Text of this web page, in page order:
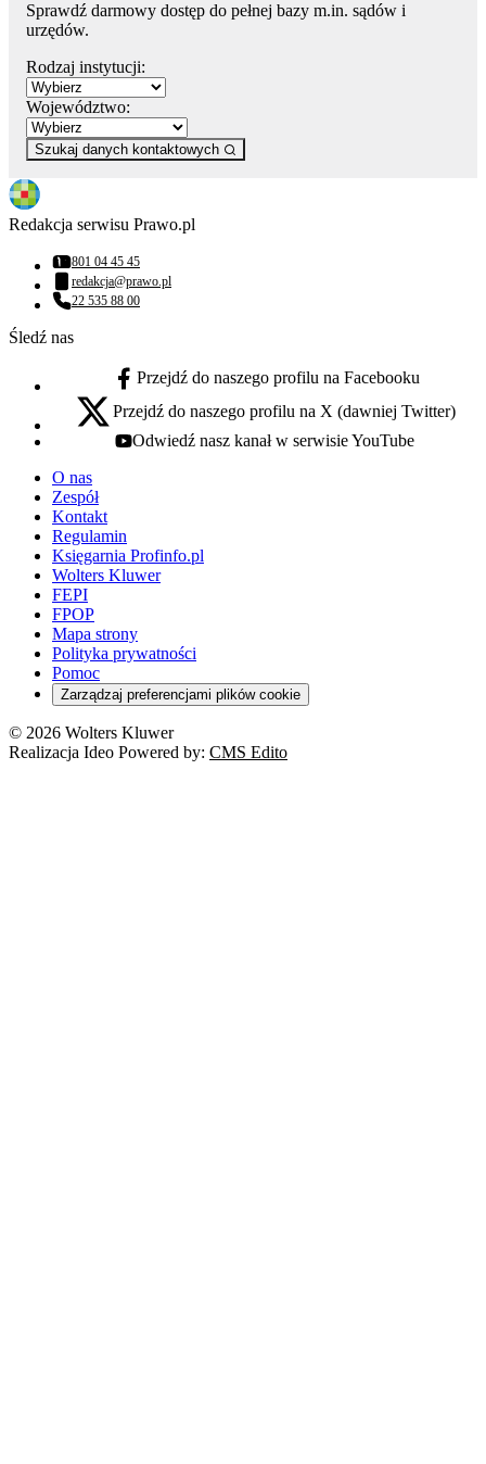
Sprawdź darmowy dostęp do pełnej bazy m.in. sądów i
urzędów.
Rodzaj instytucji:
Województwo:
Szukaj danych kontaktowych
Redakcja serwisu Prawo.pl
Numer telefonu:
801 04 45 45
Adres email:
redakcja@prawo.pl
Numer telefonu:
22 535 88 00
Śledź nas
facebook - otwiera się w nowej karcie
Przejdź do naszego profilu na Facebooku
x - otwiera się w nowej karcie
Przejdź do naszego profilu na X (dawniej Twitter)
youtube - otwiera się w nowej karcie
Odwiedź nasz kanał w serwisie YouTube
O nas
Zespół
Kontakt
Regulamin
Księgarnia Profinfo.pl
Wolters Kluwer
FEPI
FPOP
Mapa strony
Polityka prywatności
Pomoc
Zarządzaj preferencjami plików cookie
© 2026 Wolters Kluwer
Realizacja Ideo Powered by: CMS Edito